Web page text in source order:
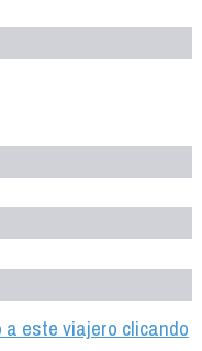
a este viajero clicando